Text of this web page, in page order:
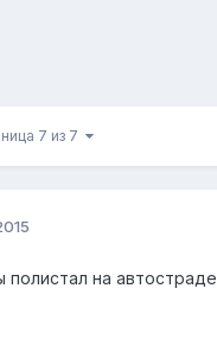
7 из 7
полистал на